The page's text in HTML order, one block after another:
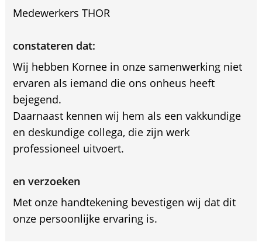
Medewerkers THOR
constateren dat:
Wij hebben Kornee in onze samenwerking niet
ervaren als iemand die ons onheus heeft
bejegend.
Daarnaast kennen wij hem als een vakkundige
en deskundige collega, die zijn werk
professioneel uitvoert.
en verzoeken
Met onze handtekening bevestigen wij dat dit
onze persoonlijke ervaring is.